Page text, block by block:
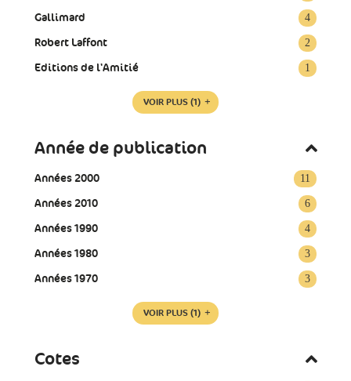
4
Gallimard
2
Robert Laffont
1
Editions de l'Amitié
VOIR PLUS (1)
Année de publication
11
Années 2000
6
Années 2010
4
Années 1990
3
Années 1980
3
Années 1970
VOIR PLUS (1)
Cotes